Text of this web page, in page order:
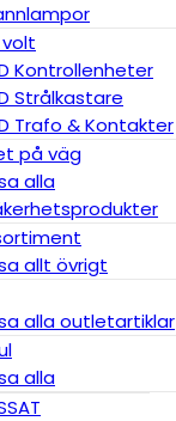
volt
Kontrollenheter
Strålkastare
Trafo & Kontakter
på väg
alla
allt övrigt
alla outletartiklar
alla